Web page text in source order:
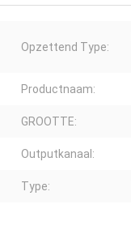
Opzettend Type:
Productnaam:
GROOTTE:
Outputkanaal:
Type: